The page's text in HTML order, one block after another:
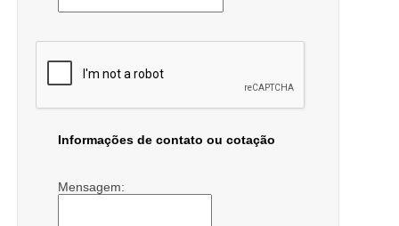
Informações de contato ou cotação
Mensagem: